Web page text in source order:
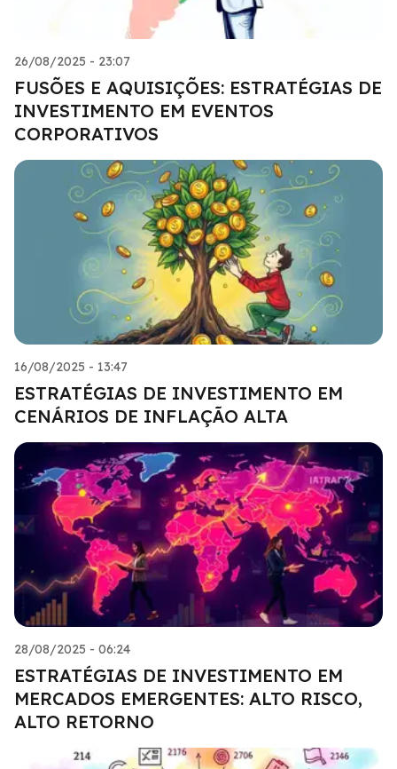
26/08/2025 - 23:07
FUSÕES E AQUISIÇÕES: ESTRATÉGIAS DE
INVESTIMENTO EM EVENTOS
CORPORATIVOS
16/08/2025 - 13:47
ESTRATÉGIAS DE INVESTIMENTO EM
CENÁRIOS DE INFLAÇÃO ALTA
28/08/2025 - 06:24
ESTRATÉGIAS DE INVESTIMENTO EM
MERCADOS EMERGENTES: ALTO RISCO,
ALTO RETORNO